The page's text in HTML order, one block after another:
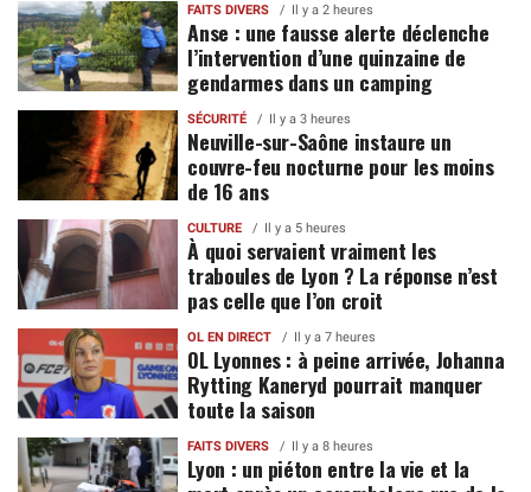
FAITS DIVERS Il y a 2 heures
Anse : une fausse alerte déclenche
l’intervention d’une quinzaine de
gendarmes dans un camping
SÉCURITÉ Il y a 3 heures
Neuville-sur-Saône instaure un
couvre-feu nocturne pour les moins
de 16 ans
CULTURE Il y a 5 heures
À quoi servaient vraiment les
traboules de Lyon ? La réponse n’est
pas celle que l’on croit
OL EN DIRECT Il y a 7 heures
OL Lyonnes : à peine arrivée, Johanna
Rytting Kaneryd pourrait manquer
toute la saison
FAITS DIVERS Il y a 8 heures
Lyon : un piéton entre la vie et la